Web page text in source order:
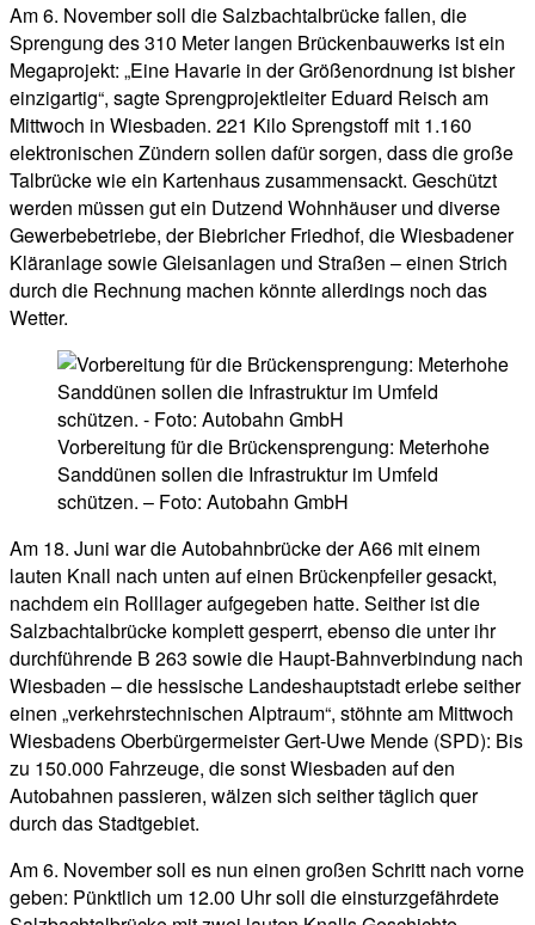
Am 6. November soll die Salzbachtalbrücke fallen, die
Sprengung des 310 Meter langen Brückenbauwerks ist ein
Megaprojekt: „Eine Havarie in der Größenordnung ist bisher
einzigartig“, sagte Sprengprojektleiter Eduard Reisch am
Mittwoch in Wiesbaden. 221 Kilo Sprengstoff mit 1.160
elektronischen Zündern sollen dafür sorgen, dass die große
Talbrücke wie ein Kartenhaus zusammensackt. Geschützt
werden müssen gut ein Dutzend Wohnhäuser und diverse
Gewerbebetriebe, der Biebricher Friedhof, die Wiesbadener
Kläranlage sowie Gleisanlagen und Straßen – einen Strich
durch die Rechnung machen könnte allerdings noch das
Wetter.
Vorbereitung für die Brückensprengung: Meterhohe
Sanddünen sollen die Infrastruktur im Umfeld
schützen. – Foto: Autobahn GmbH
Am 18. Juni war die Autobahnbrücke der A66 mit einem
lauten Knall nach unten auf einen Brückenpfeiler gesackt,
nachdem ein Rolllager aufgegeben hatte. Seither ist die
Salzbachtalbrücke komplett gesperrt, ebenso die unter ihr
durchführende B 263 sowie die Haupt-Bahnverbindung nach
Wiesbaden – die hessische Landeshauptstadt erlebe seither
einen „verkehrstechnischen Alptraum“, stöhnte am Mittwoch
Wiesbadens Oberbürgermeister Gert-Uwe Mende (SPD): Bis
zu 150.000 Fahrzeuge, die sonst Wiesbaden auf den
Autobahnen passieren, wälzen sich seither täglich quer
durch das Stadtgebiet.
Am 6. November soll es nun einen großen Schritt nach vorne
geben: Pünktlich um 12.00 Uhr soll die einsturzgefährdete